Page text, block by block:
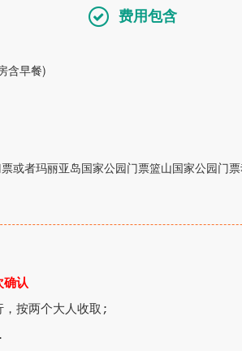
费用包含
含早餐)
或者玛丽亚岛国家公园门票篮山国家公园门
确认
按两个大人收取 ;